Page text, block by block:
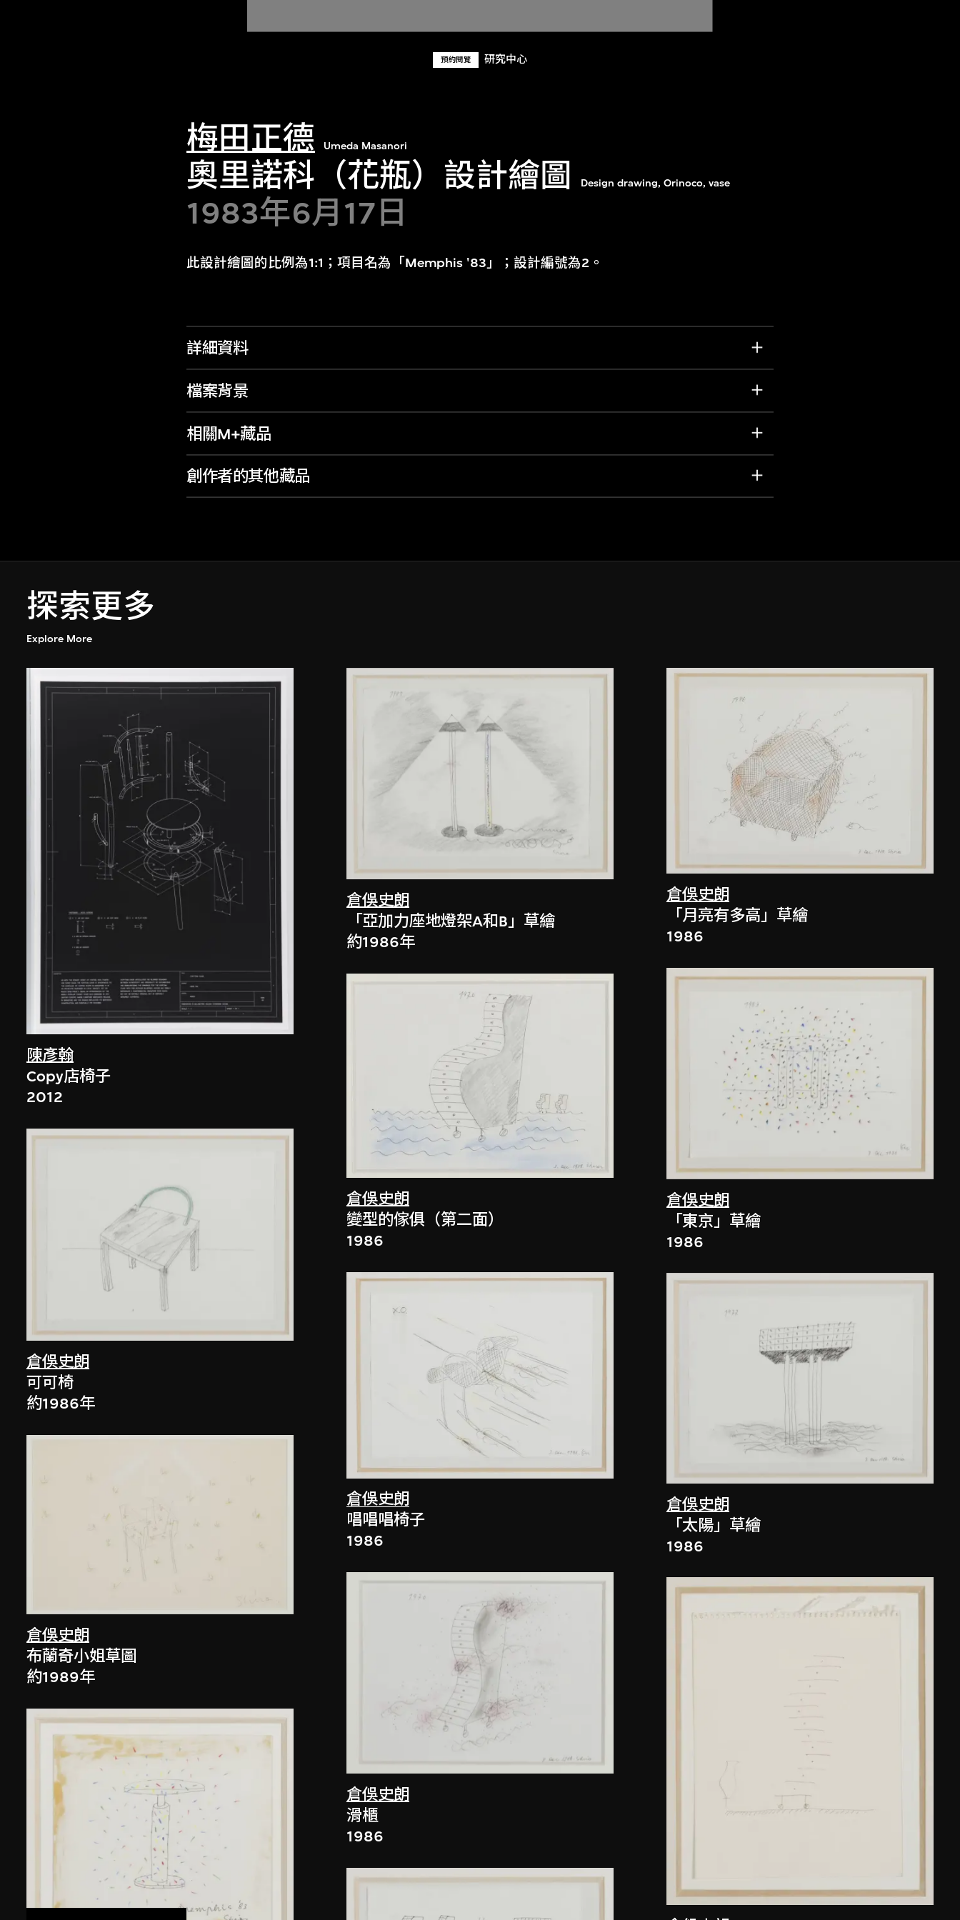
預約閱覽 研究中心
梅田正德 Umeda Masanori
奧里諾科（花瓶）設計繪圖 Design drawing, Orinoco, vase
1983年6月17日
此設計繪圖的比例為1:1；項目名為「Memphis '83」；設計編號為2。
詳細資料
檔案背景
相關M+藏品
創作者的其他藏品
探索更多
Explore More
陳彥翰
Copy店椅子
2012
倉俁史朗
可可椅
約1986年
倉俁史朗
布蘭奇小姐草圖
約1989年
倉俁史朗
「亞加力座地燈架A和B」草繪
約1986年
倉俁史朗
變型的傢俱（第二面）
1986
倉俁史朗
唱唱唱椅子
1986
倉俁史朗
滑櫃
1986
倉俁史朗
「月亮有多高」草繪
1986
倉俁史朗
「東京」草繪
1986
倉俁史朗
「太陽」草繪
1986